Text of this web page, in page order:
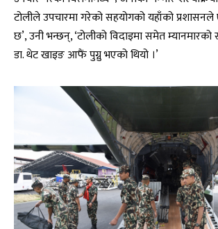
टोलीले उपचारमा गरेको सहयोगको यहाँको
छ’, उनी भन्छन्, ‘टोलीको विदाइमा समेत म्यानमारको
डा. थेट खाइङ आफैं पुग्नु भएको थियो ।’